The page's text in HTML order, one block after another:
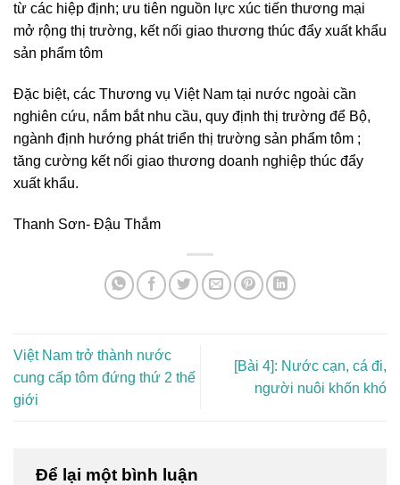
từ các hiệp định; ưu tiên nguồn lực xúc tiến thương mại
mở rộng thị trường, kết nối giao thương thúc đẩy xuất khẩu
sản phẩm tôm
Đặc biệt, các Thương vụ Việt Nam tại nước ngoài cần
nghiên cứu, nắm bắt nhu cầu, quy định thị trường để Bộ,
ngành định hướng phát triển thị trường sản phẩm tôm ;
tăng cường kết nối giao thương doanh nghiệp thúc đẩy
xuất khẩu.
Thanh Sơn- Đậu Thắm
Việt Nam trở thành nước
cung cấp tôm đứng thứ 2 thế
giới
[Bài 4]: Nước cạn, cá đi,
người nuôi khốn khó
Để lại một bình luận